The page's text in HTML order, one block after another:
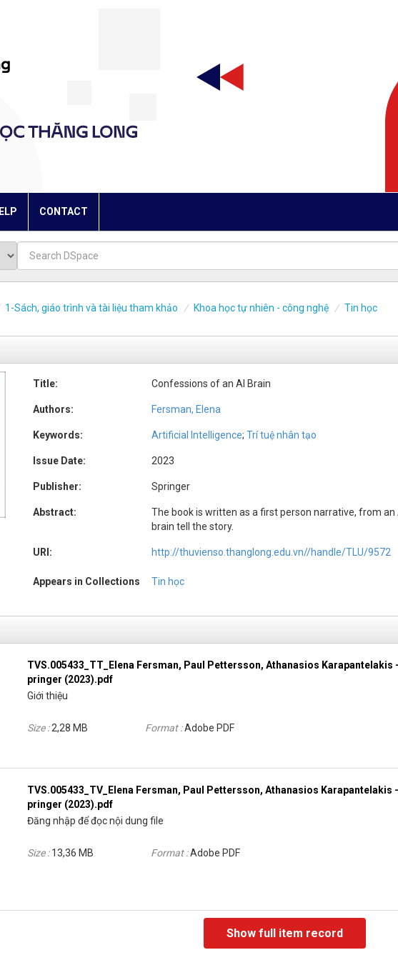
HELP CONTACT
1-Sách, giáo trình và tài liệu tham khảo Khoa học tự nhiên - công nghệ Tin học
Title: Confessions of an AI Brain
Authors: Fersman, Elena
Keywords: Artificial Intelligence; Trí tuệ nhân tạo
Issue Date: 2023
Publisher: Springer
Abstract:
The book is written as a first person narrative, from an
brain tell the story.
URI: http://thuvienso.thanglong.edu.vn//handle/TLU/9572
Appears in Collections Tin học
TVS.005433_TT_Elena Fersman, Paul Pettersson, Athanasios Karapantelakis
pringer (2023).pdf
Giới thiệu
Size :2,28 MB Format :Adobe PDF
TVS.005433_TV_Elena Fersman, Paul Pettersson, Athanasios Karapantelakis
pringer (2023).pdf
Đăng nhập để đọc nội dung file
Size :13,36 MB Format :Adobe PDF
Show full item record